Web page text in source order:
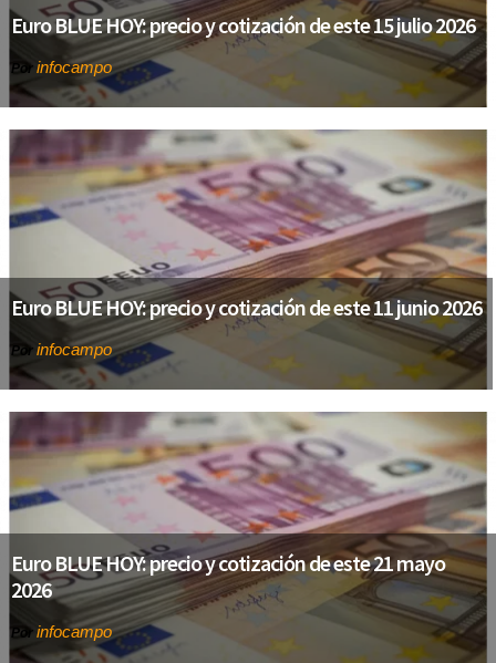
Euro BLUE HOY: precio y cotización de este 15 julio 2026
Por infocampo
Euro BLUE HOY: precio y cotización de este 11 junio 2026
Por infocampo
Euro BLUE HOY: precio y cotización de este 21 mayo
2026
Por infocampo